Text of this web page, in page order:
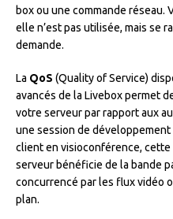
box ou une commande réseau.
elle n’est pas utilisée, mais se
demande.
La QoS (Quality of Service)
avancés de la Livebox permet
votre serveur par rapport aux
une session de
client en visioconférence,
serveur bénéficie de la bande
concurrencé par les flux vidéo
plan.